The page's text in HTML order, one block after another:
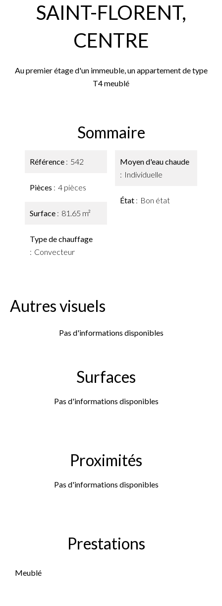
SAINT-FLORENT,
CENTRE
Au premier étage d'un immeuble, un appartement de type
T4 meublé
Sommaire
Référence 542
Pièces 4 pièces
Surface 81.65 m²
Type de chauffage
Convecteur
Moyen d'eau chaude
Individuelle
État Bon état
Autres visuels
Pas d'informations disponibles
Surfaces
Pas d'informations disponibles
Proximités
Pas d'informations disponibles
Prestations
Meublé